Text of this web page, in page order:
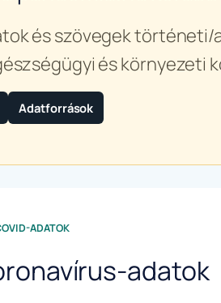
és szövegek
és környezeti
Adatforrások
ADATOK
adatok